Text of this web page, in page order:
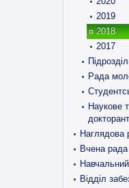
2019
2018
2017
Рада
Наукове
Наглядова
Вчена рада
Навчальний
Відділ